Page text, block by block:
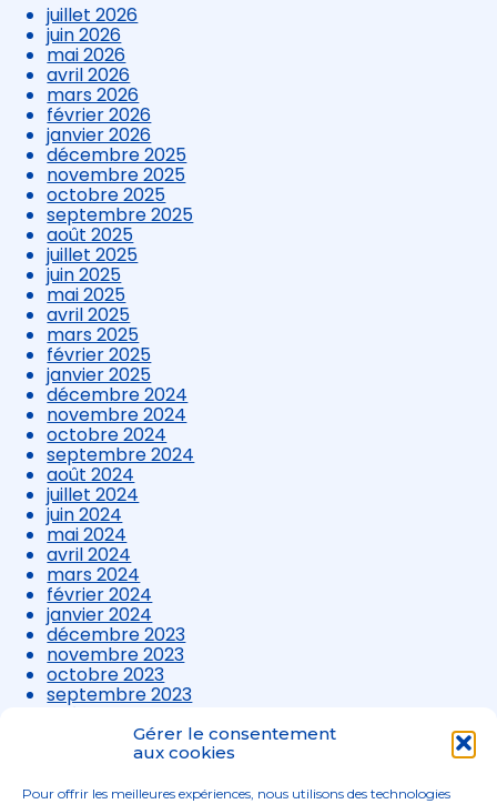
Gérer le consentement
aux cookies
Pour offrir les meilleures expériences, nous utilisons des technologies
juillet 2026
juin 2026
mai 2026
avril 2026
mars 2026
février 2026
janvier 2026
décembre 2025
novembre 2025
octobre 2025
septembre 2025
août 2025
juillet 2025
juin 2025
mai 2025
avril 2025
mars 2025
février 2025
janvier 2025
décembre 2024
novembre 2024
octobre 2024
septembre 2024
août 2024
juillet 2024
juin 2024
mai 2024
avril 2024
mars 2024
février 2024
janvier 2024
décembre 2023
novembre 2023
octobre 2023
septembre 2023
août 2023
juillet 2023
avril 2023